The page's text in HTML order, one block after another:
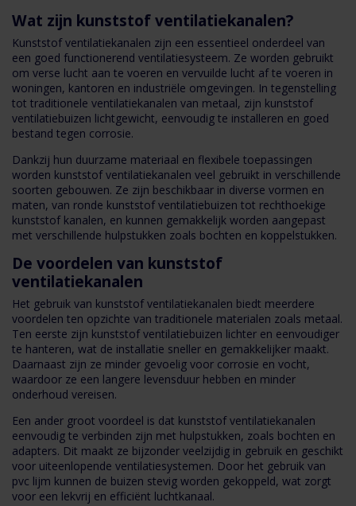
Wat zijn kunststof ventilatiekanalen?
Kunststof ventilatiekanalen zijn een essentieel onderdeel van
een goed functionerend ventilatiesysteem. Ze worden gebruikt
om verse lucht aan te voeren en vervuilde lucht af te voeren in
woningen, kantoren en industriële omgevingen. In tegenstelling
tot traditionele ventilatiekanalen van metaal, zijn kunststof
ventilatiebuizen lichtgewicht, eenvoudig te installeren en goed
bestand tegen corrosie.
Dankzij hun duurzame materiaal en flexibele toepassingen
worden kunststof ventilatiekanalen veel gebruikt in verschillende
soorten gebouwen. Ze zijn beschikbaar in diverse vormen en
maten, van ronde kunststof ventilatiebuizen tot rechthoekige
kunststof kanalen, en kunnen gemakkelijk worden aangepast
met verschillende hulpstukken zoals bochten en koppelstukken.
De voordelen van kunststof
ventilatiekanalen
Het gebruik van kunststof ventilatiekanalen biedt meerdere
voordelen ten opzichte van traditionele materialen zoals metaal.
Ten eerste zijn kunststof ventilatiebuizen lichter en eenvoudiger
te hanteren, wat de installatie sneller en gemakkelijker maakt.
Daarnaast zijn ze minder gevoelig voor corrosie en vocht,
waardoor ze een langere levensduur hebben en minder
onderhoud vereisen.
Een ander groot voordeel is dat kunststof ventilatiekanalen
eenvoudig te verbinden zijn met hulpstukken, zoals bochten en
adapters. Dit maakt ze bijzonder veelzijdig in gebruik en geschikt
voor uiteenlopende ventilatiesystemen. Door het gebruik van
pvc lijm kunnen de buizen stevig worden gekoppeld, wat zorgt
voor een lekvrij en efficiënt luchtkanaal.